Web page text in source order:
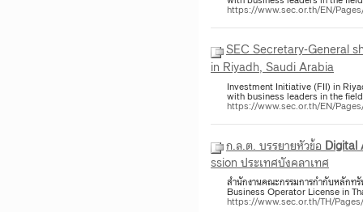
https://www.sec.or.th/EN/
SEC Secretary-General
in Riyadh, Saudi Arabia
Investment Initiative (FII) in
with business leaders in the
https://www.sec.or.th/EN/
ก.ล.ต. บรรยายหัวข้อ Digital
ssion ประเทศบังคลาเทศ
สำนักงานคณะกรรมการกำกับหลักทรั
Business Operator License in
https://www.sec.or.th/TH/